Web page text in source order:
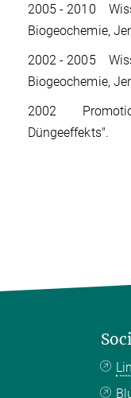
2005 - 2010
Biogeochemie,
2002 - 2005
Biogeochemie,
2002 Promotion
Düngeeffekts".